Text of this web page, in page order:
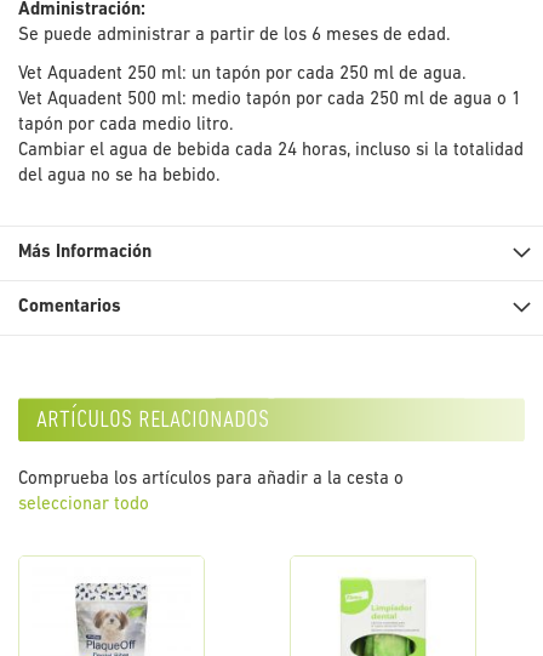
Administración:
Se puede administrar a partir de los 6 meses de edad.
Vet Aquadent 250 ml: un tapón por cada 250 ml de agua.
Vet Aquadent 500 ml: medio tapón por cada 250 ml de agua o 1
tapón por cada medio litro.
Cambiar el agua de bebida cada 24 horas, incluso si la totalidad
del agua no se ha bebido.
Más Información
Comentarios
artículos relacionados
Comprueba los artículos para añadir a la cesta o
seleccionar todo